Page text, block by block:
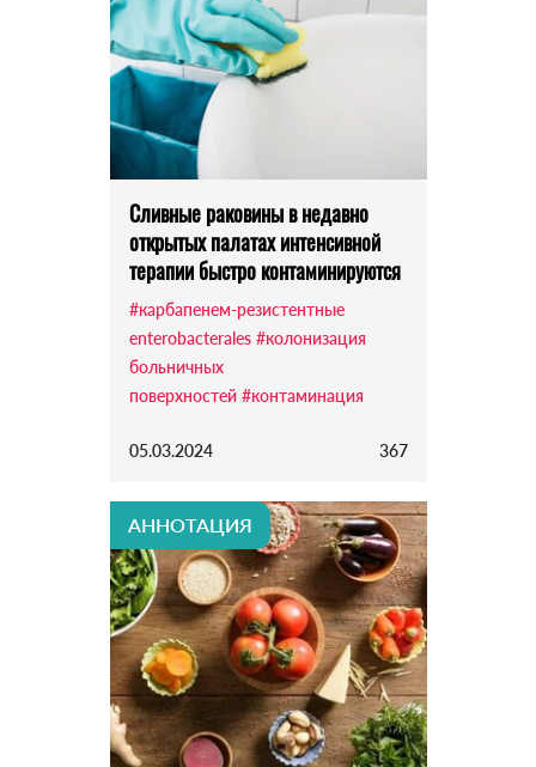
Сливные раковины в недавно
открытых палатах интенсивной
терапии быстро контаминируются
#карбапенем-резистентные
enterobacterales #колонизация
больничных
поверхностей #контаминация
05.03.2024 367
АННОТАЦИЯ